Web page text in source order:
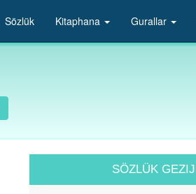
Sözlük Kitaphana Gurallar
SÖZLÜK